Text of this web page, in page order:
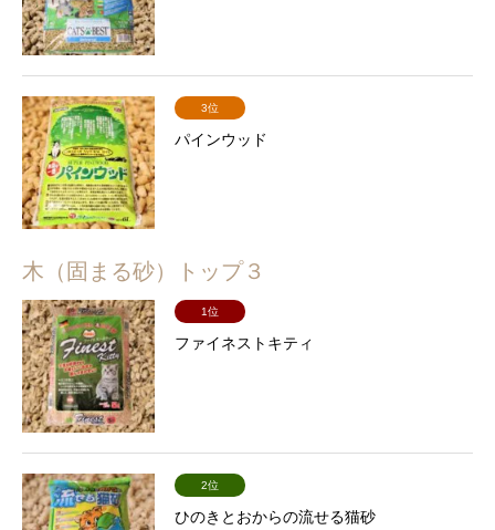
3位
パインウッド
木（固まる砂）トップ３
1位
ファイネストキティ
2位
ひのきとおからの流せる猫砂